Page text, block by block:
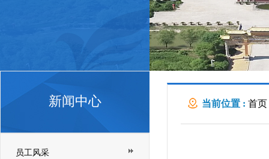
新闻中心
员工风采
当前位置 : 首页